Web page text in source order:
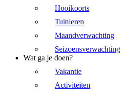
Hooikoorts
Tuinieren
Maandverwachting
Seizoensverwachting
Wat ga je doen?
Vakantie
Activiteiten